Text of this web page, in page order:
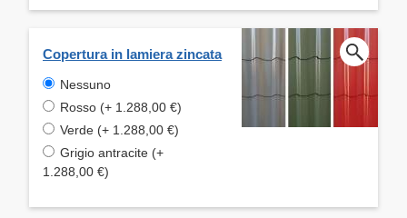
Copertura in lamiera zincata
Nessuno
Rosso (+ 1.288,00 €)
Verde (+ 1.288,00 €)
Grigio antracite (+
1.288,00 €)